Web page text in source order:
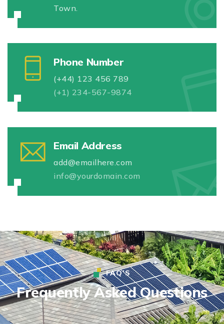
Town.
Phone Number
(+44) 123 456 789
(+1) 234-567-9874
Email Address
add@emailhere.com
info@yourdomain.com
FAQ’S
Frequently Asked Questions